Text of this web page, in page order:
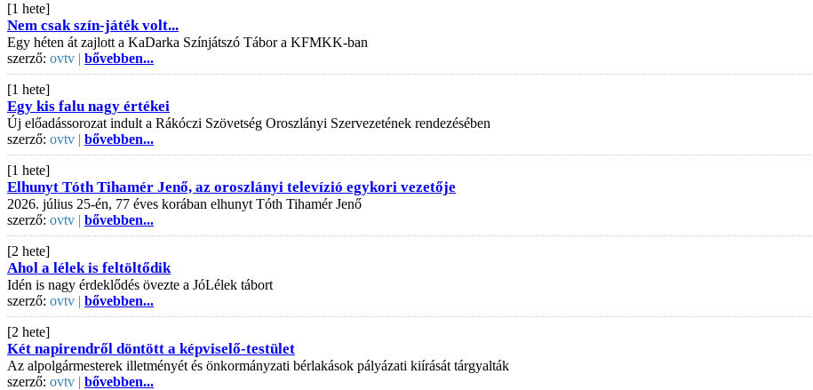
[1 hete]
Nem csak szín-játék volt...
Egy héten át zajlott a KaDarka Színjátszó Tábor a KFMKK-ban
szerző: ovtv | bővebben...
[1 hete]
Egy kis falu nagy értékei
Új előadássorozat indult a Rákóczi Szövetség Oroszlányi Szervezetének rendezésében
szerző: ovtv | bővebben...
[1 hete]
Elhunyt Tóth Tihamér Jenő, az oroszlányi televízió egykori vezetője
2026. július 25-én, 77 éves korában elhunyt Tóth Tihamér Jenő
szerző: ovtv | bővebben...
[2 hete]
Ahol a lélek is feltöltődik
Idén is nagy érdeklődés övezte a JóLélek tábort
szerző: ovtv | bővebben...
[2 hete]
Két napirendről döntött a képviselő-testület
Az alpolgármesterek illetményét és önkormányzati bérlakások pályázati kiírását tárgyalták
szerző: ovtv | bővebben...